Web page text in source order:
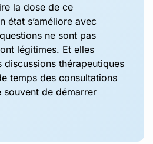
la dose de ce
état s’améliore avec
ne sont pas
légitimes. Et elles
discussions thérapeutiques
temps des consultations
souvent de démarrer